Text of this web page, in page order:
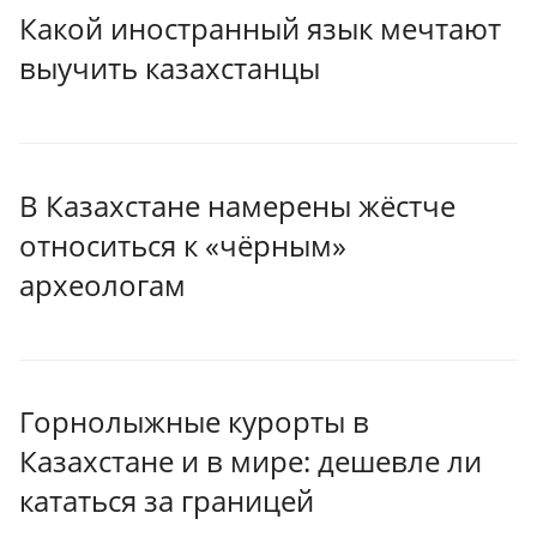
Какой иностранный язык мечтают
выучить казахстанцы
В Казахстане намерены жёстче
относиться к «чёрным»
археологам
Горнолыжные курорты в
Казахстане и в мире: дешевле ли
кататься за границей